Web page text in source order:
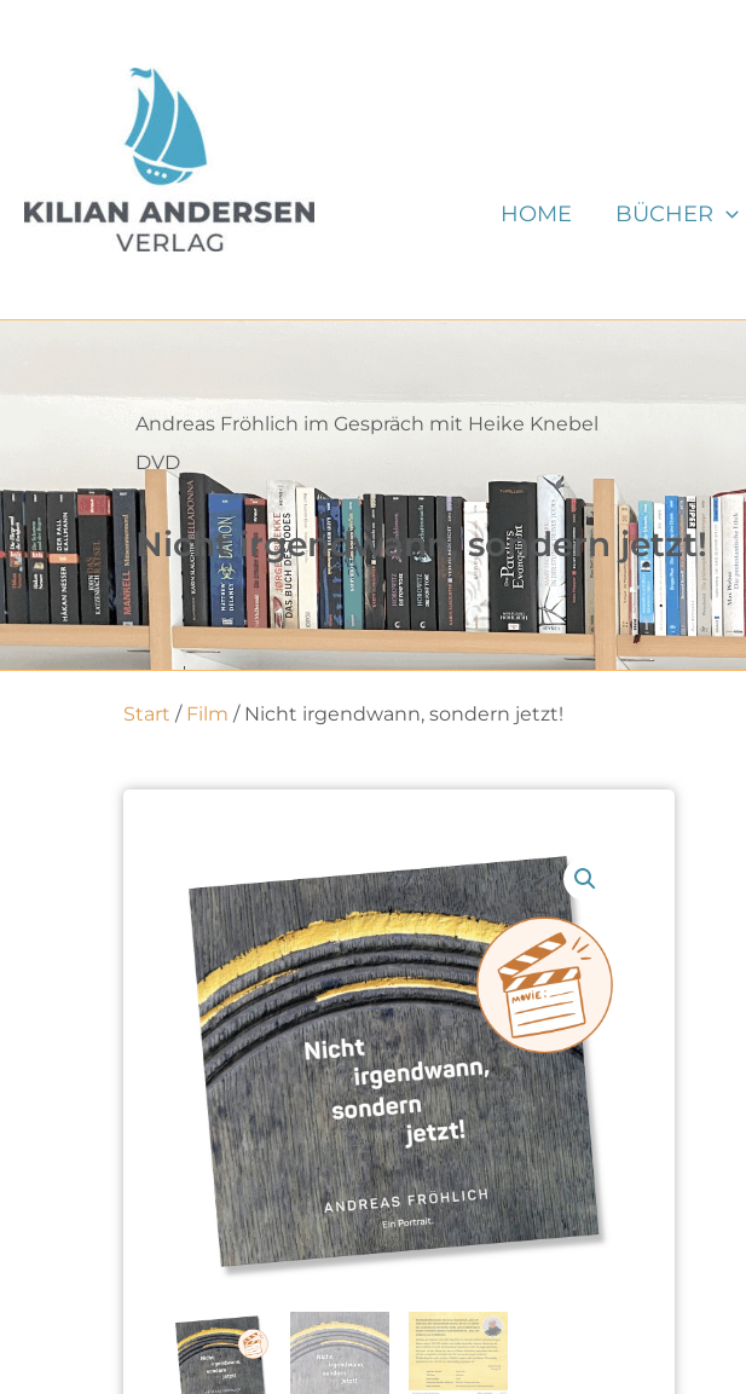
HOME BÜCHER
Andreas Fröhlich im Gespräch mit Heike Knebel
DVD
Nicht irgendwann, sondern jetzt!
Start / Film / Nicht irgendwann, sondern jetzt!